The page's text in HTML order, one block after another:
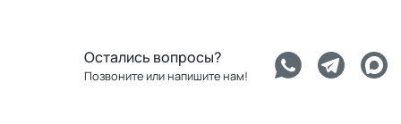
Остались вопросы?
Позвоните или напишите нам!